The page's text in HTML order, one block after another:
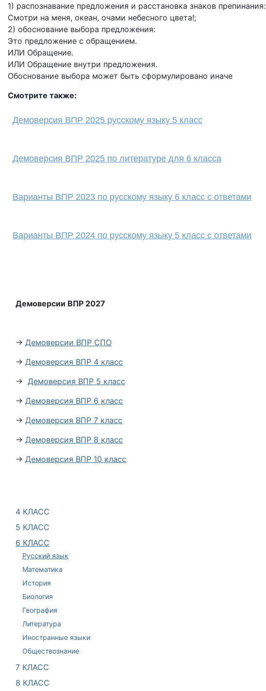
4 КЛАСС
5 КЛАСС
6 КЛАСС
Русский язык
Математика
История
Биология
География
Литература
Иностранные языки
Обществознание
7 КЛАСС
8 КЛАСС
1) распознавание предложения и расстановка знаков препинания:
Смотри на меня, океан, очами небесного цвета!;
2) обоснование выбора предложения:
Это предложение с обращением.
ИЛИ Обращение.
ИЛИ Обращение внутри предложения.
Обоснование выбора может быть сформулировано иначе
Смотрите также:
Демоверсия ВПР 2025 русскому языку 5 класс
Демоверсия ВПР 2025 по литературе для 6 класса
Варианты ВПР 2023 по русскому языку 6 класс с ответами
Варианты ВПР 2024 по русскому языку 5 класс с ответами
Демоверсии ВПР 2027
→ Демоверсии ВПР СПО
→ Демоверсия ВПР 4 класс
→ Демоверсия ВПР 5 класс
→ Демоверсия ВПР 6 класс
→ Демоверсия ВПР 7 класс
→ Демоверсия ВПР 8 класс
→ Демоверсия ВПР 10 класс